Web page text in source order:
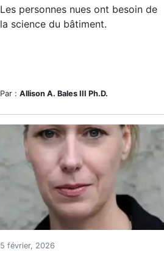
Les personnes nues ont besoin de
la science du bâtiment.
Par : Allison A. Bales III Ph.D.
5 février, 2026